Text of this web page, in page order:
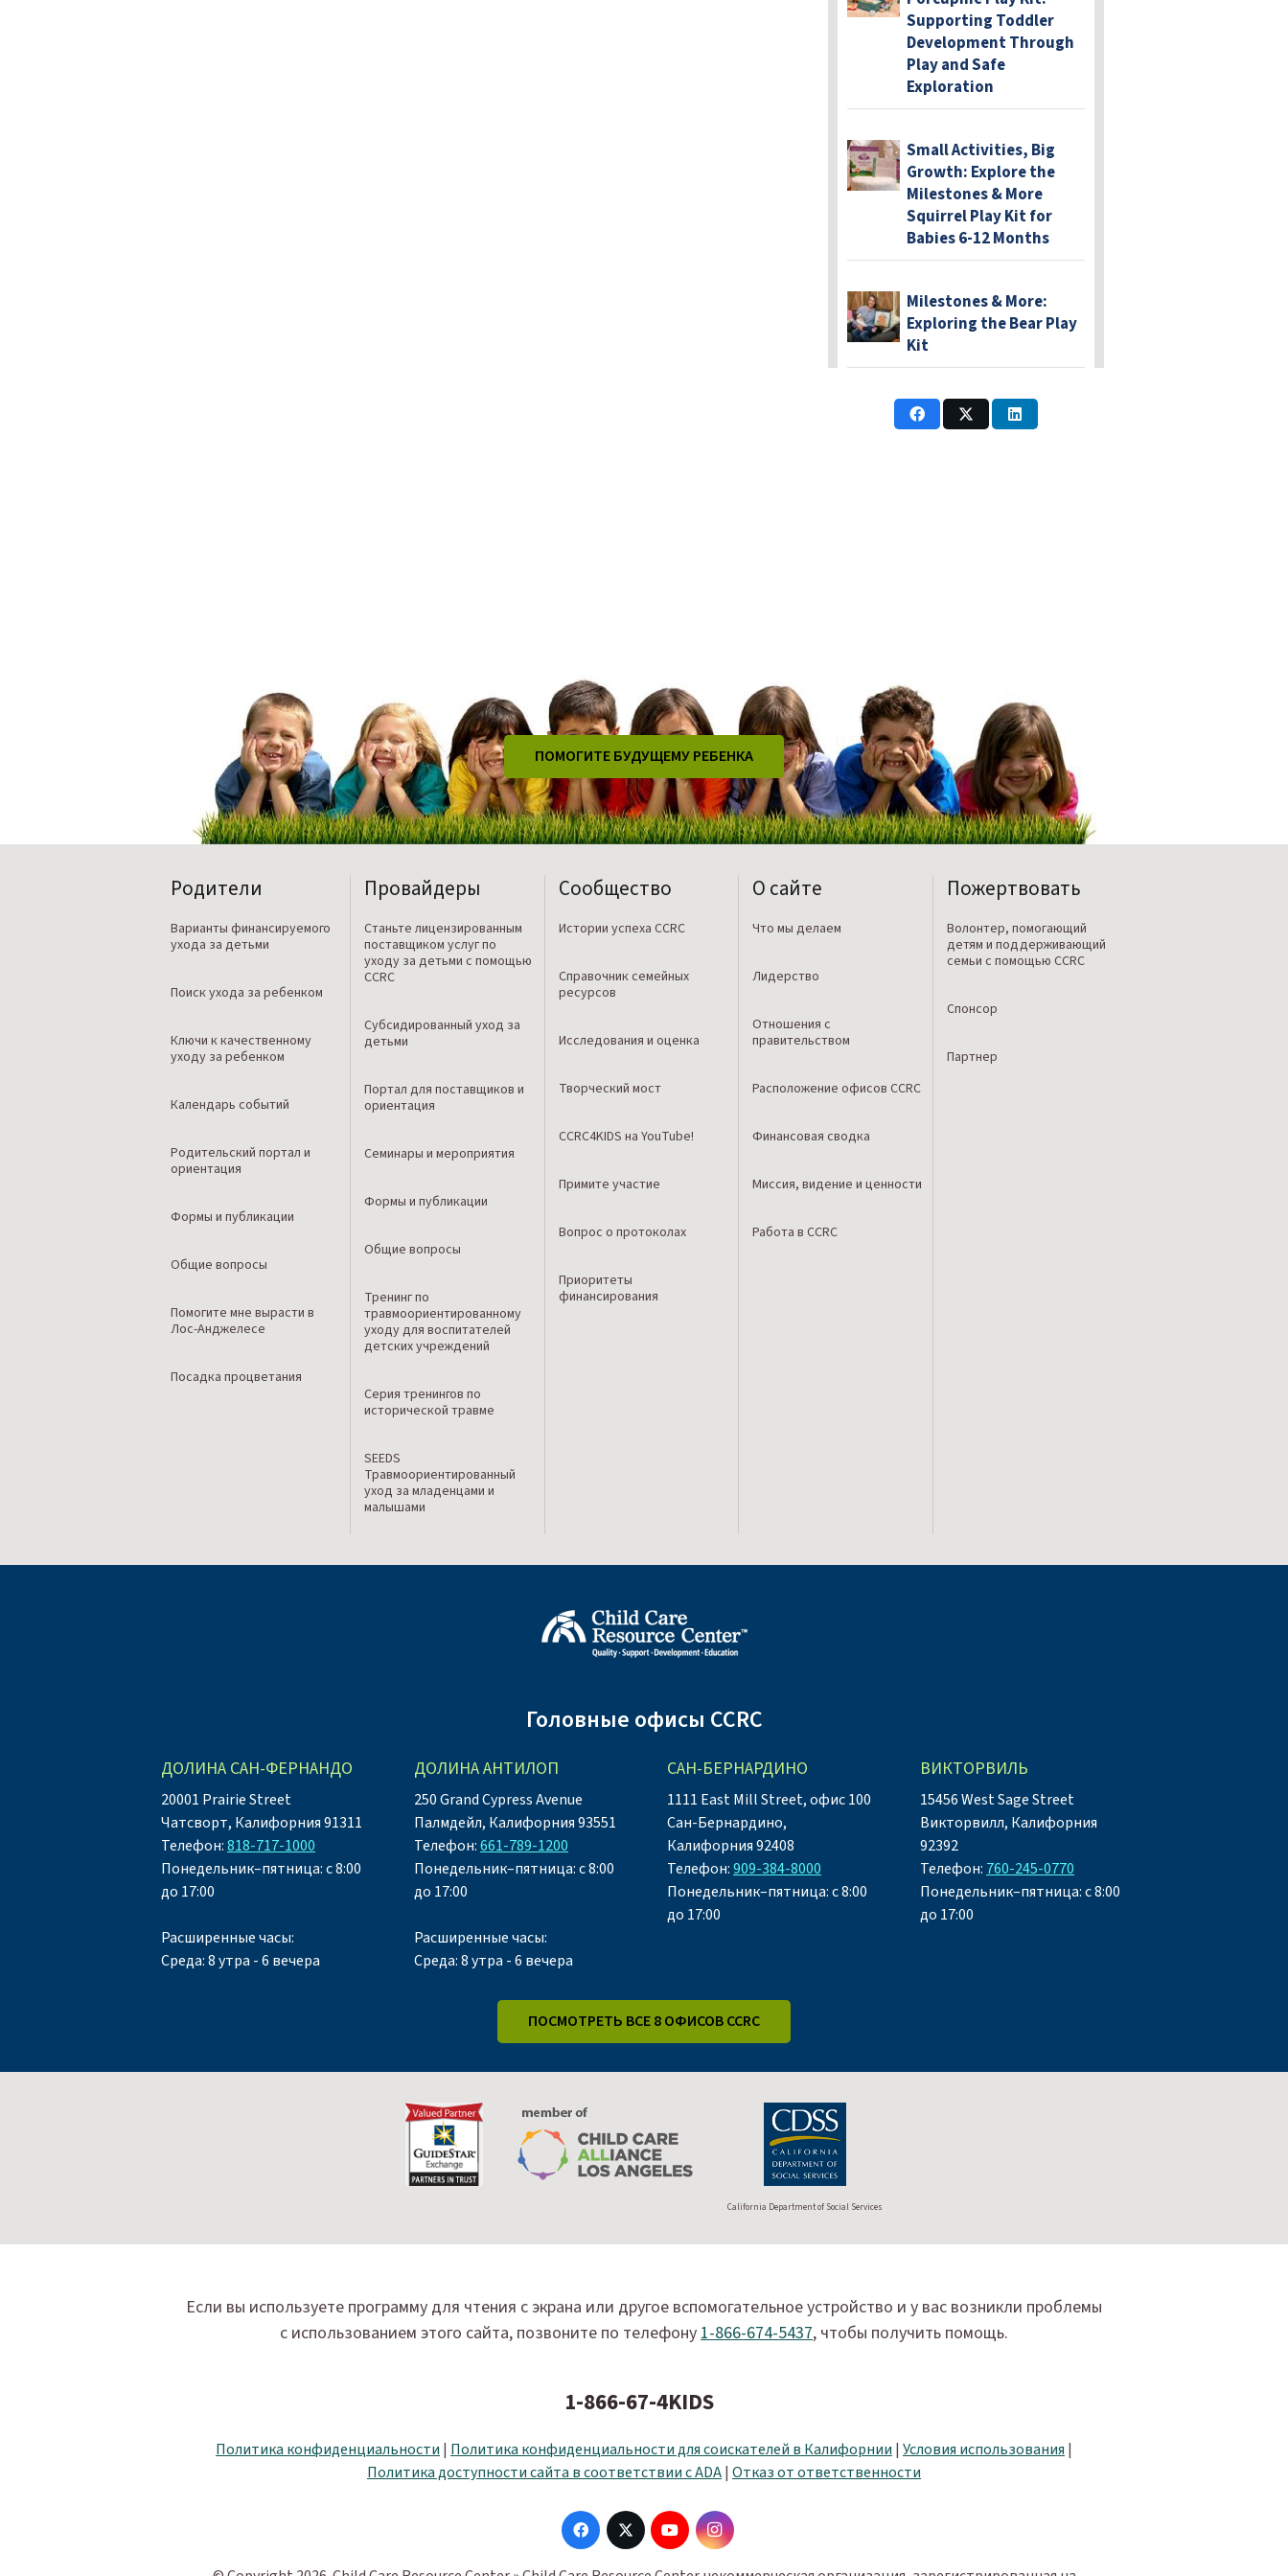
Supporting Toddler
Development Through
Play and Safe
Exploration
Small Activities, Big
Growth: Explore the
Milestones & More
Squirrel Play Kit for
Babies 6-12 Months
Milestones & More:
Exploring the Bear Play
Kit
ПОМОГИТЕ БУДУЩЕМУ РЕБЕНКА
Родители
Варианты финансируемого
ухода за детьми
Поиск ухода за ребенком
Ключи к качественному
уходу за ребенком
Календарь событий
Родительский портал и
ориентация
Формы и публикации
Общие вопросы
Помогите мне вырасти в
Лос-Анджелесе
Посадка процветания
Провайдеры
Станьте лицензированным
поставщиком услуг по
уходу за детьми с помощью
CCRC
Субсидированный уход за
детьми
Портал для поставщиков и
ориентация
Семинары и мероприятия
Формы и публикации
Общие вопросы
Тренинг по
травмоориентированному
уходу для воспитателей
детских учреждений
Серия тренингов по
исторической травме
SEEDS
Травмоориентированный
уход за младенцами и
малышами
Сообщество
Истории успеха CCRC
Справочник семейных
ресурсов
Исследования и оценка
Творческий мост
CCRC4KIDS на YouTube!
Примите участие
Вопрос о протоколах
Приоритеты
финансирования
О сайте
Что мы делаем
Лидерство
Отношения с
правительством
Расположение офисов CCRC
Финансовая сводка
Миссия, видение и ценности
Работа в CCRC
Пожертвовать
Волонтер, помогающий
детям и поддерживающий
семьи с помощью CCRC
Спонсор
Партнер
Головные офисы CCRC
ДОЛИНА САН-ФЕРНАНДО
20001 Prairie Street
Чатсворт, Калифорния 91311
Телефон:818-717-1000
Понедельник–пятница: с 8:00
до 17:00
Расширенные часы:
Среда: 8 утра - 6 вечера
ДОЛИНА АНТИЛОП
250 Grand Cypress Avenue
Палмдейл, Калифорния 93551
Телефон:661-789-1200
Понедельник–пятница: с 8:00
до 17:00
Расширенные часы:
Среда: 8 утра - 6 вечера
САН-БЕРНАРДИНО
1111 East Mill Street, офис 100
Сан-Бернардино,
Калифорния 92408
Телефон:909-384-8000
Понедельник–пятница: с 8:00
до 17:00
ВИКТОРВИЛЬ
15456 West Sage Street
Викторвилл, Калифорния
92392
Телефон: 760-245-0770
Понедельник–пятница: с 8:00
до 17:00
ПОСМОТРЕТЬ ВСЕ 8 ОФИСОВ CCRC
California Department of Social Services
Если вы используете программу для чтения с экрана или другое вспомогательное устройство и у вас возникли проблемы
с использованием этого сайта, позвоните по телефону1-866-674-5437, чтобы получить помощь.
1-866-67-4KIDS
Политика конфиденциальности | Политика конфиденциальности для соискателей в Калифорнии | Условия использования |
Политика доступности сайта в соответствии с ADA| Отказ от ответственности